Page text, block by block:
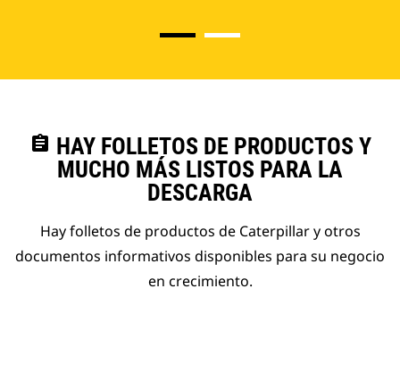
assignment HAY FOLLETOS DE PRODUCTOS Y
MUCHO MÁS LISTOS PARA LA
DESCARGA
Hay folletos de productos de Caterpillar y otros
documentos informativos disponibles para su negocio
en crecimiento.